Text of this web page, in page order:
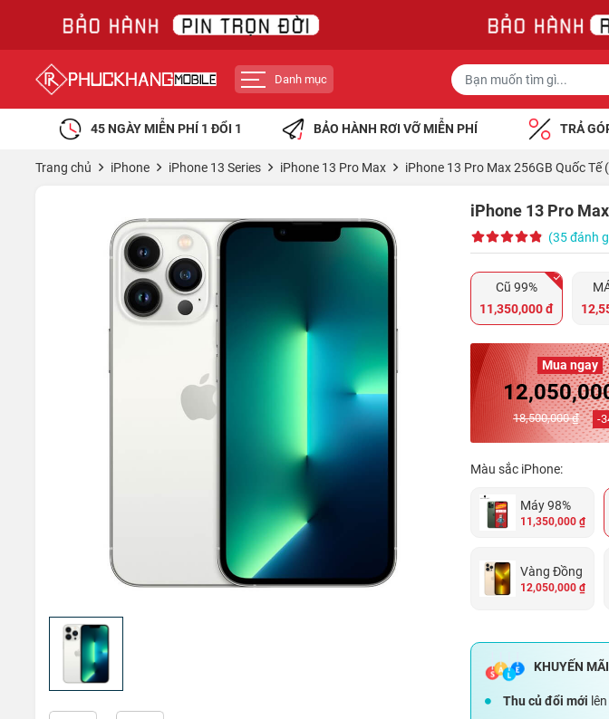
Danh mục
45 NGÀY MIỄN PHÍ 1 ĐỔI 1 BẢO HÀNH RƠI VỠ MIỄN PHÍ TRẢ
Trang chủ iPhone iPhone 13 Series iPhone 13 Pro Max iPhone 13 Pro Max 256GB Quốc Tế
iPhone 13 Pro
(35 đánh
Cũ 99%
11,350,000 đ
Mua ngay
18,500,000 ₫ -
Màu sắc iPhone:
Máy 98%
11,350,000 ₫
Vàng Đồng
12,050,000 ₫
Thu củ đổi mới